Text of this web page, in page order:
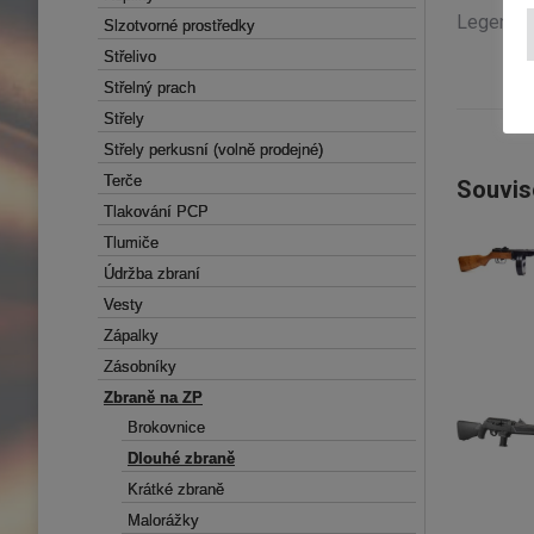
Slzotvorné prostředky
Střelivo
Střelný prach
Střely
Střely perkusní (volně prodejné)
Terče
Tlakování PCP
Tlumiče
Údržba zbraní
Vesty
Zápalky
Zásobníky
Zbraně na ZP
Brokovnice
Dlouhé zbraně
Krátké zbraně
Malorážky
Slzotvorné prostředky
Střelivo
Střelný prach
Střely
Střely perkusní (volně prodejné)
Terče
Tlakování PCP
Tlumiče
Údržba zbraní
Vesty
Zápalky
Zásobníky
Zbraně na ZP
Brokovnice
Dlouhé zbraně
Krátké zbraně
Malorážky